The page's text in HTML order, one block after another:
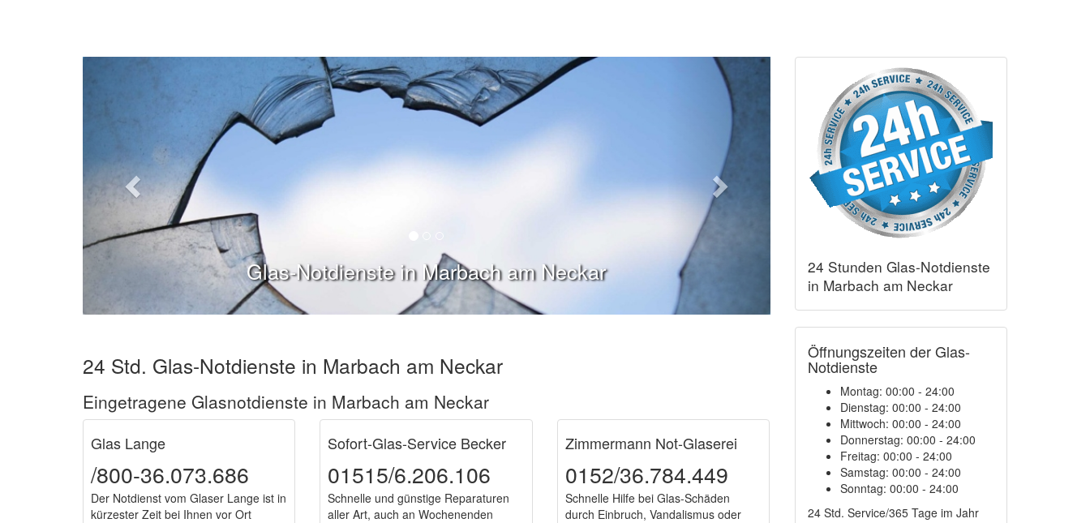
Glas-Notdienste in Marbach am Neckar
24 Std. Glas-Notdienste in Marbach am Neckar
Eingetragene Glasnotdienste in Marbach am Neckar
Glas Lange
/800-36.073.686
Der Notdienst vom Glaser Lange ist in
kürzester Zeit bei Ihnen vor Ort
Sofort-Glas-Service Becker
01515/6.206.106
Schnelle und günstige Reparaturen
aller Art, auch an Wochenenden
Zimmermann Not-Glaserei
0152/36.784.449
Schnelle Hilfe bei Glas-Schäden
durch Einbruch, Vandalismus oder
24 Stunden Glas-Notdienste
in Marbach am Neckar
Öffnungszeiten der Glas-
Notdienste
Montag: 00:00 - 24:00
Dienstag: 00:00 - 24:00
Mittwoch: 00:00 - 24:00
Donnerstag: 00:00 - 24:00
Freitag: 00:00 - 24:00
Samstag: 00:00 - 24:00
Sonntag: 00:00 - 24:00
24 Std. Service/365 Tage im Jahr